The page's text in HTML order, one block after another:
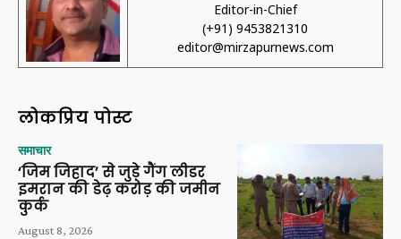
Editor-in-Chief
(+91) 9453821310
editor@mirzapurnews.com
लोकप्रिय पोस्ट
समाचार
‘जिम जिहाद’ से जुड़े गैंग लीडर
इमरान की डेढ़ करोड़ की जमीन
कुर्क
August 8, 2026